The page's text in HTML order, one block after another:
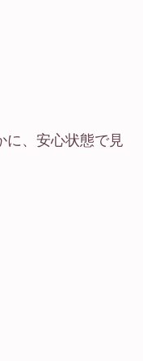
に、安心状態で見